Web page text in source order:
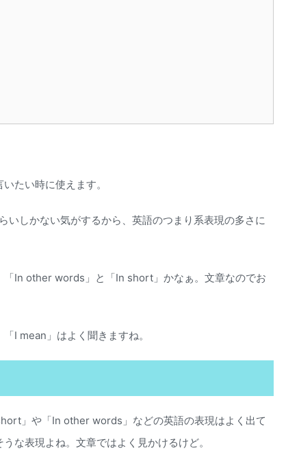
たい時に使えます。
いしかない気がするから、英語のつまり系表現の多さに
「In other words」と「In short」かなぁ。文章なのでお
I mean」はよく聞きますね。
」や「In other words」などの英語の表現はよく出て
な表現よね。文章ではよく見かけるけど。